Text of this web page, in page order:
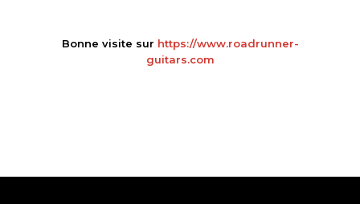
Bonne visite sur https://www.roadrunner-
guitars.com